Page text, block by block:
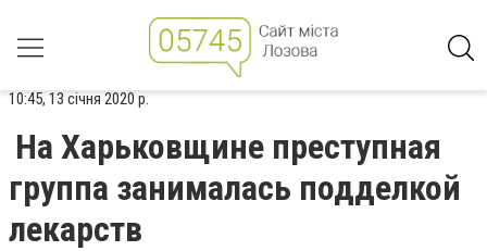
10:45, 13 січня 2020 р.
На Харьковщине преступная
группа занималась подделкой
лекарств